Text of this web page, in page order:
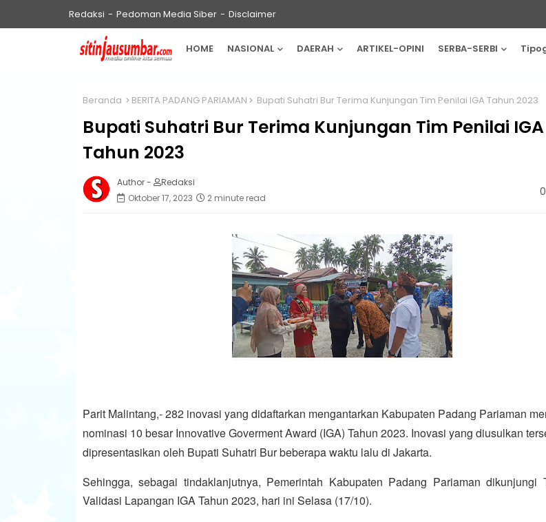
Redaksi Pedoman Media Siber Disclaimer
HOME NASIONAL DAERAH ARTIKEL-OPINI SERBA-SERBI
Beranda BERITA PADANG PARIAMAN Bupati Suhatri Bur Terima Kunjungan Tim Penilai IGA Tahun 2023
Bupati Suhatri Bur Terima Kunjungan Tim Penilai IGA
Tahun 2023
Author -
Redaksi
Oktober 17, 2023
2 minute read 0
Parit Malintang,- 282 inovasi yang didaftarkan mengantarkan Kabupaten Padang Pariaman
nominasi 10 besar Innovative Goverment Award (IGA) Tahun 2023. Inovasi yang diusulkan
dipresentasikan oleh Bupati Suhatri Bur beberapa waktu lalu di Jakarta.
Sehingga, sebagai tindaklanjutnya, Pemerintah Kabupaten Padang Pariaman dikunjungi
Validasi Lapangan IGA Tahun 2023, hari ini Selasa (17/10).